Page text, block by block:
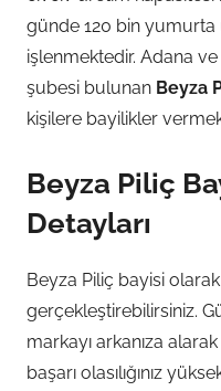
günde 120 bin yumurta
işlenmektedir. Adana
şubesi bulunan Beyza
kişilere bayilikler
Beyza Piliç
Detayları
Beyza Piliç bayisi
gerçekleştirebilirsiniz.
markayı arkanıza
başarı olasılığınız